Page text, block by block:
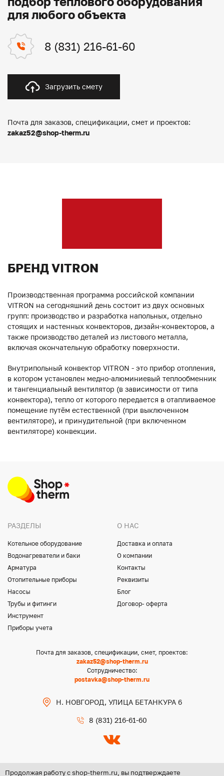
для любого объекта
8 (831) 216-61-60
Загрузить смету
Почта для заказов, спецификации, смет и проектов:
zakaz52@shop-therm.ru
БРЕНД VITRON
Производственная программа российской компании
VITRON на сегодняшний день состоит из двух основных
групп: производство и разработка напольных, отдельно
стоящих и настенных конвекторов, дизайн-конвекторов, а
также производство деталей из листового металла,
включая окончательную обработку поверхности.
Внутрипольный конвектор VITRON - это прибор отопления,
в котором установлен медно-алюминиевый теплообменник
и тангенциальный вентилятор (в зависимости от типа
конвектора), тепло от которого передается в отапливаемое
помещение путём естественной (при выключенном
вентиляторе), и принудительной (при включенном
вентиляторе) конвекции.
РАЗДЕЛЫ
Котельное оборудование
Водонагреватели и баки
Арматура
Отопительные приборы
Насосы
Трубы и фитинги
Инструмент
Приборы учета
О НАС
Доставка и оплата
О компании
Контакты
Реквизиты
Блог
Договор- оферта
Почта для заказов, спецификации, смет, проектов:
zakaz52@shop-therm.ru
Сотрудничество:
postavka@shop-therm.ru
Н. НОВГОРОД, УЛИЦА БЕТАНКУРА 6
8 (831) 216-61-60
Продолжая работу с shop-therm.ru, вы подтверждаете